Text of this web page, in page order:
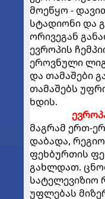
მოეწყო -
სტადიონი და
ორივეგან
ევროპის
ეროვნული
და თამაშები
თამაშებს
ხდის.
მაგრამ ერთ-
დაბადა,
ფეხბურთის
გახლდათ.
სატელევიზიო
უფლებას